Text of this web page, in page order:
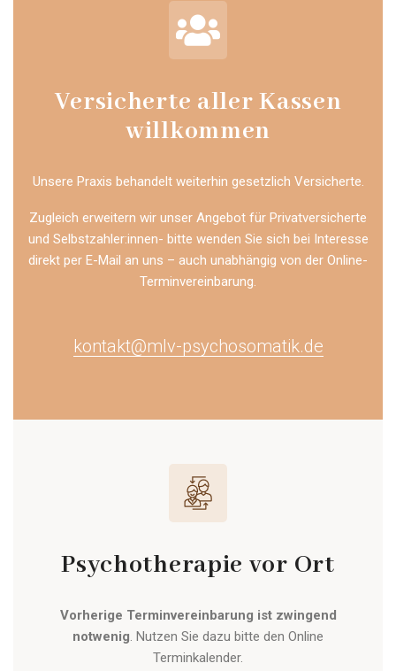
Versicherte aller Kassen
willkommen
Unsere Praxis behandelt weiterhin gesetzlich Versicherte.
Zugleich erweitern wir unser Angebot für Privatversicherte
und Selbstzahler:innen- bitte wenden Sie sich bei Interesse
direkt per E-Mail an uns – auch unabhängig von der Online-
Terminvereinbarung.
kontakt@mlv-psychosomatik.de
Psychotherapie vor Ort
Vorherige Terminvereinbarung ist zwingend
notwenig. Nutzen Sie dazu bitte den Online
Terminkalender.